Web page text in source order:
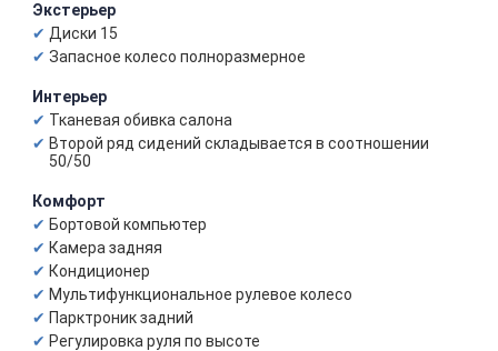
Экстерьер
Диски 15
Запасное колесо полноразмерное
Интерьер
Тканевая обивка салона
Второй ряд сидений складывается в соотношении
50/50
Комфорт
Бортовой компьютер
Камера задняя
Кондиционер
Мультифункциональное рулевое колесо
Парктроник задний
Регулировка руля по высоте